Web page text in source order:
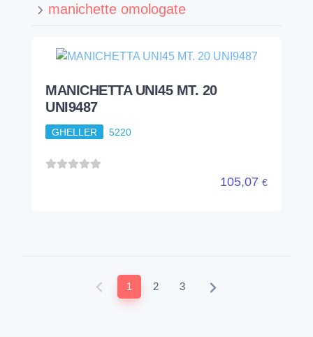
manichette omologate
MANICHETTA UNI45 MT. 20
UNI9487
GHELLER 5220
105,07 €
1 2 3